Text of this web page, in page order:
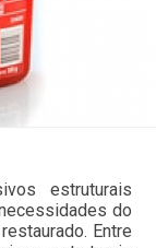
estruturais
do
Entre